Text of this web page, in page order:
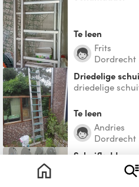
Te leen
Frits
Dordrecht
driedelige
driedelige
Te leen
Andries
Dordrecht
Schuifladder